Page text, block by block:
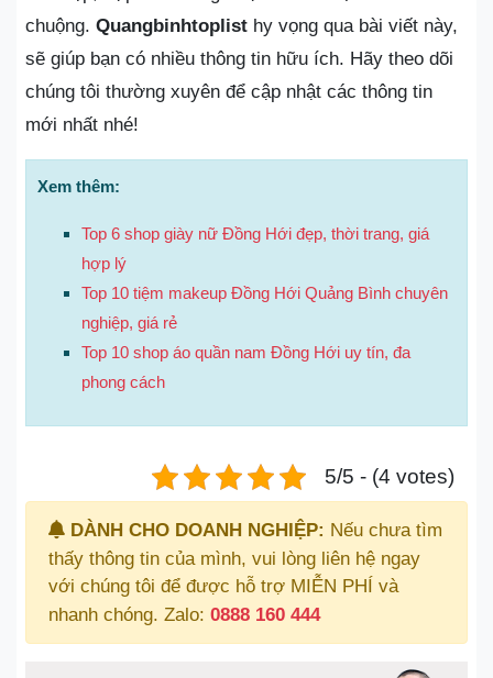
chuộng. Quangbinhtoplist hy vọng qua bài viết này,
sẽ giúp bạn có nhiều thông tin hữu ích. Hãy theo dõi
chúng tôi thường xuyên để cập nhật các thông tin
mới nhất nhé!
Xem thêm:
Top 6 shop giày nữ Đồng Hới đẹp, thời trang, giá
hợp lý
Top 10 tiệm makeup Đồng Hới Quảng Bình chuyên
nghiệp, giá rẻ
Top 10 shop áo quần nam Đồng Hới uy tín, đa
phong cách
5/5 - (4 votes)
DÀNH CHO DOANH NGHIỆP: Nếu chưa tìm
thấy thông tin của mình, vui lòng liên hệ ngay
với chúng tôi để được hỗ trợ MIỄN PHÍ và
nhanh chóng. Zalo: 0888 160 444